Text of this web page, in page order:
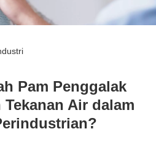
Pam Penggalak
Air dalam